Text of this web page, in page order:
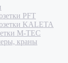
PFT
KALETA
M-TEC
краны